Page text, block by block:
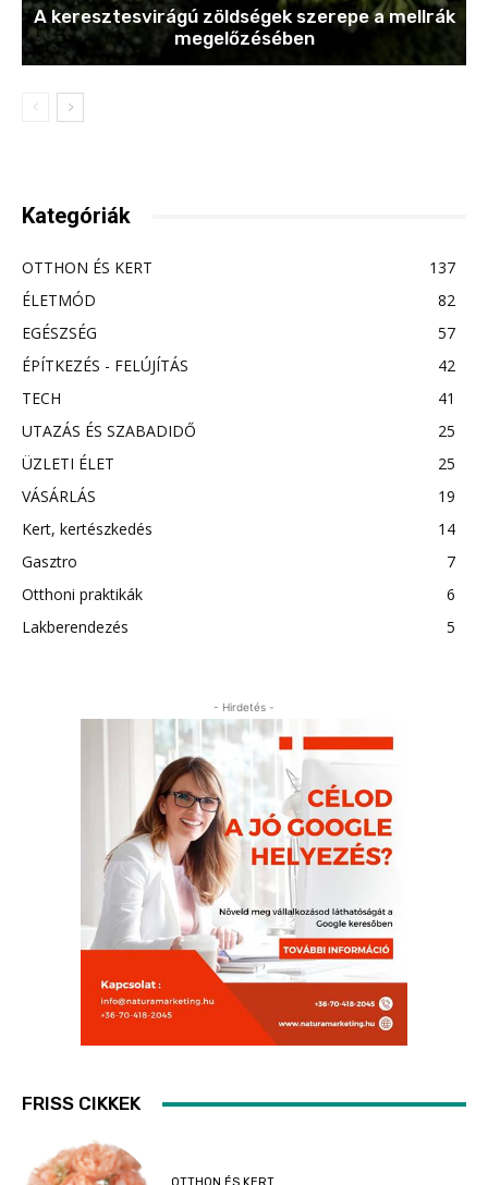
A keresztesvirágú zöldségek szerepe a mellrák
megelőzésében
Kategóriák
OTTHON ÉS KERT
137
ÉLETMÓD
82
EGÉSZSÉG
57
ÉPÍTKEZÉS - FELÚJÍTÁS
42
TECH
41
UTAZÁS ÉS SZABADIDŐ
25
ÜZLETI ÉLET
25
VÁSÁRLÁS
19
Kert, kertészkedés
14
Gasztro
7
Otthoni praktikák
6
Lakberendezés
5
- Hirdetés -
FRISS CIKKEK